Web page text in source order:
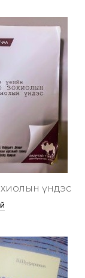
үндэс